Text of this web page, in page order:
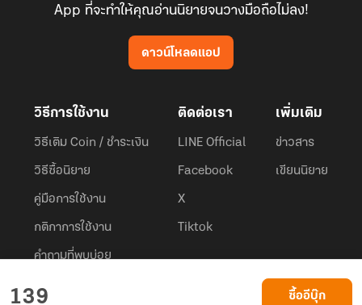
139 ซื้ออีบุ๊ก
App ที่จะทำให้คุณอ่านนิยายจนวางมือถือไม่ลง!
ดาวน์โหลดแอป
วิธีการใช้งาน
วิธีเติม Coin / ชำระเงิน
วิธีซื้อนิยาย
คู่มือการใช้งาน
กติกาการใช้งาน
คำถามที่พบบ่อย
ติดต่อเรา
LINE Official
Facebook
X
Tiktok
เพิ่มเติม
ข่าวสาร
เขียนนิยาย
Dek-D.com ใช้คุกกี้เพื่อพัฒนาประสบการณ์ของ ผู้ใช้ให้ดียิ่งขึ้น
ยอมรับ